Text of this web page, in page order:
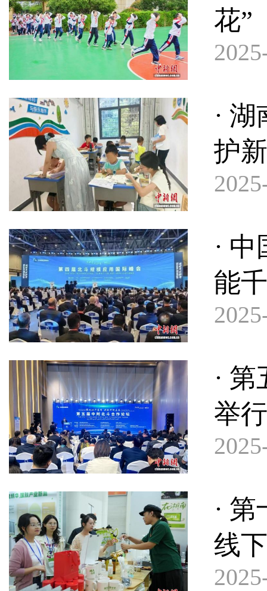
花”
·
护
·
能
·
举
·
线